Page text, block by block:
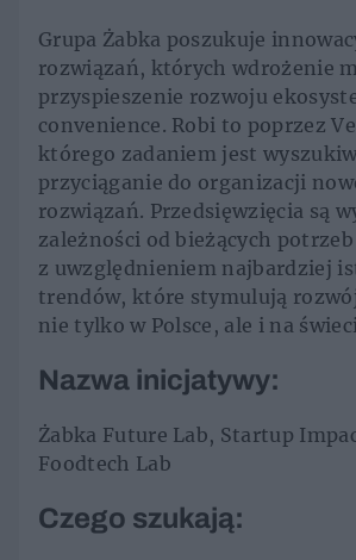
Grupa Żabka poszukuje
rozwiązań, których wdrożenie
przyspieszenie rozwoju
convenience. Robi to poprzez
którego zadaniem jest
przyciąganie do organizacji
rozwiązań. Przedsięwzięcia są
zależności od bieżących
z uwzględnieniem najbardziej
trendów, które stymulują
nie tylko w Polsce, ale i na
Nazwa inicjatywy:
Żabka Future Lab, Startup
Foodtech Lab
Czego szukają: